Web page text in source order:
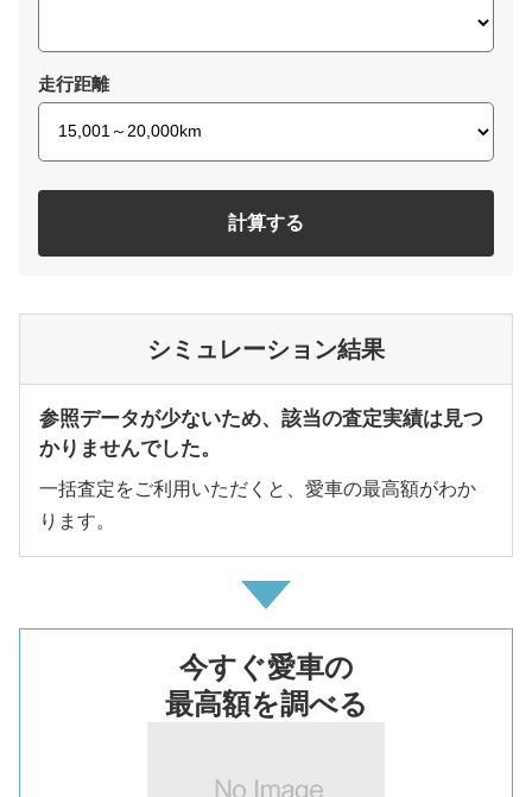
走行距離
計算する
シミュレーション結果
参照データが少ないため、該当の査定実績は見つ
かりませんでした。
一括査定をご利用いただくと、愛車の最高額がわか
ります。
今すぐ愛車の
最高額を調べる